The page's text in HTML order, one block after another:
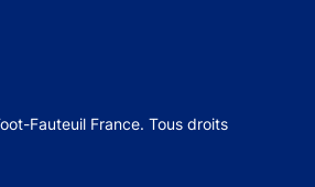
Fauteuil France. Tous droits